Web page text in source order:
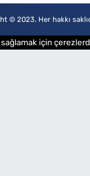
© 2023. Her hakkı
için